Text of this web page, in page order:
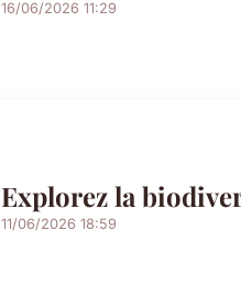
16/06/2026 11:29
Explorez la
11/06/2026 18:59